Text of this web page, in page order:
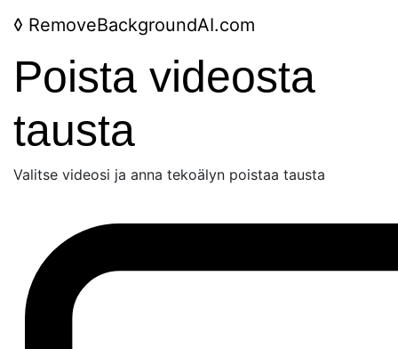
◊ RemoveBackgroundAI.com
Poista videosta
tausta
Valitse videosi ja anna tekoälyn poistaa tausta